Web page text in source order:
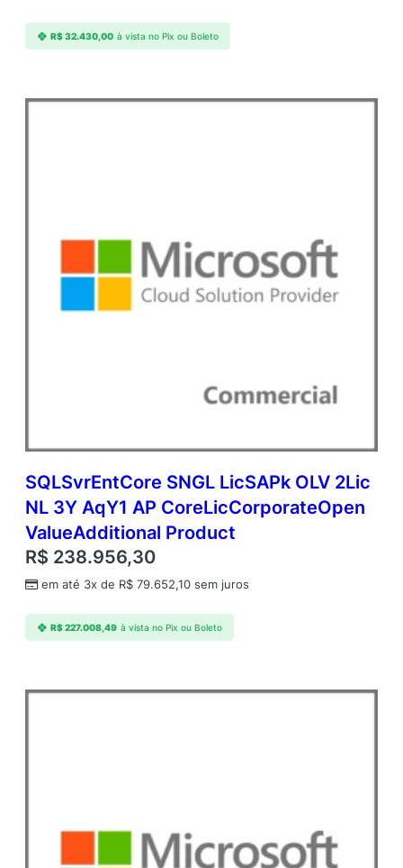
c
u
R$32.430,00 à vista no Pix ou Boleto
SQLSvrEntCore SNGL LicSAPk OLV 2Lic
NL 3Y AqY1 AP CoreLicCorporateOpen
ValueAdditional Product
R$ 238.956,30
em até 3x de R$ 79.652,10 sem juros
R$227.008,49 à vista no Pix ou Boleto